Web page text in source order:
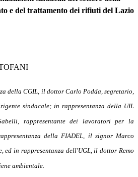
e del trattamento dei rifiuti del Lazio
della CGIL, il dottor Carlo Podda, segretario,
sindacale; in rappresentanza della UIL
rappresentante dei lavoratori per la
della FIADEL, il signor Marco
ed in rappresentanza dell'UGL, il dottor Remo
ambientale.